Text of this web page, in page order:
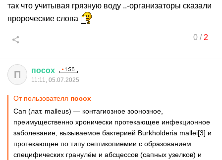
так что учитывая грязную воду ..-организаторы сказали
пророческие слова
0/ 2
П посох
11:11, 05.07.2025
От пользователя посох
Сап (лат. malleus) — контагиозное зоонозное,
преимущественно хронически протекающее инфекционное
заболевание, вызываемое бактерией Burkholderia mallei[3] и
протекающее по типу септикопиемии с образованием
специфических гранулём и абсцессов (сапных узелков) и